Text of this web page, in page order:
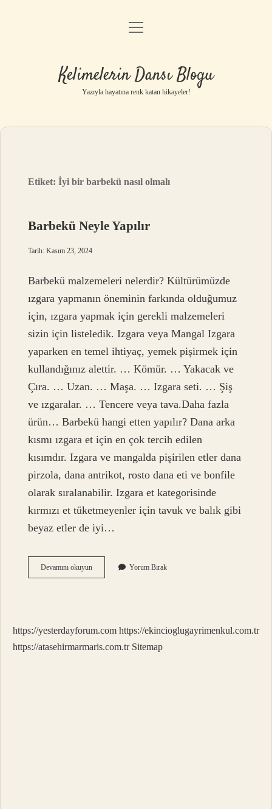
Anasayfa
Yasal Uyarı
menüyü
Kelimelerin Dansı Blogu
Yazıyla hayatına renk katan hikayeler!
Etiket:İyi bir barbekü nasıl olmalı
Barbekü Neyle Yapılır
Tarih: Kasım 23, 2024
Barbekü malzemeleri nelerdir? Kültürümüzde
ızgara yapmanın öneminin farkında olduğumuz
için, ızgara yapmak için gerekli malzemeleri
sizin için listeledik. Izgara veya Mangal Izgara
yaparken en temel ihtiyaç, yemek pişirmek için
kullandığınız alettir. … Kömür. … Yakacak ve
Çıra. … Uzan. … Maşa. … Izgara seti. … Şiş
ve ızgaralar. … Tencere veya tava.Daha fazla
ürün… Barbekü hangi etten yapılır? Dana arka
kısmı ızgara et için en çok tercih edilen
kısımdır. Izgara ve mangalda pişirilen etler dana
pirzola, dana antrikot, rosto dana eti ve bonfile
olarak sıralanabilir. Izgara et kategorisinde
kırmızı et tüketmeyenler için tavuk ve balık gibi
beyaz etler de iyi…
Devamını okuyunBarbekü
Neyle
Yorum Bırak
https://yesterdayforum.com https://ekincioglugayrimenkul.com.tr
https://atasehirmarmaris.com.tr Sitemap